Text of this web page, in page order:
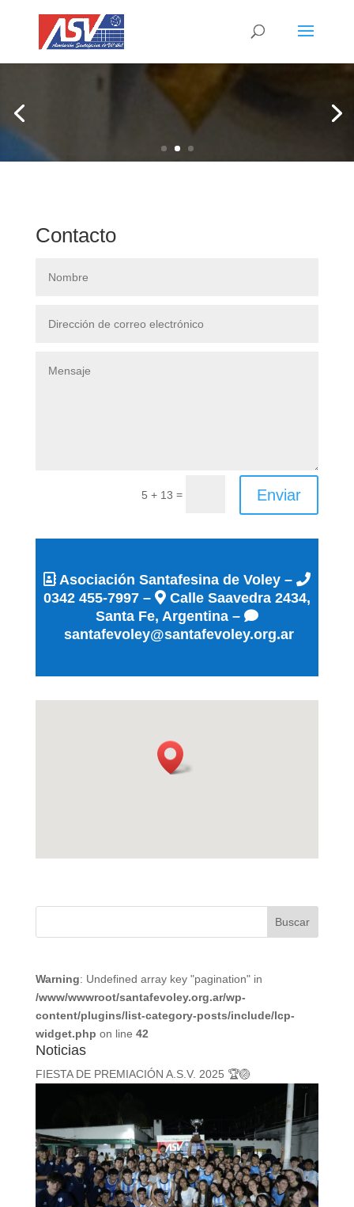
Contacto
5 + 13 = Enviar
Asociación Santafesina de Voley –
0342 455-7997 –
Calle Saavedra 2434,
Santa Fe, Argentina –
santafevoley@santafevoley.org.ar
Warning: Undefined array key "pagination" in
/www/wwwroot/santafevoley.org.ar/wp-
content/plugins/list-category-posts/include/lcp-
widget.php on line 42
Noticias
FIESTA DE PREMIACIÓN A.S.V. 2025 🏆🏐